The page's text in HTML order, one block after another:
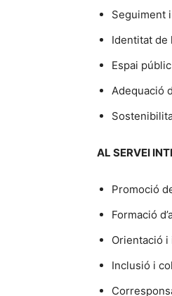
Seguiment
Identitat de
Espai
Adequació
AL SERVEI
Promoció
Formació
Orientació
Inclusió i